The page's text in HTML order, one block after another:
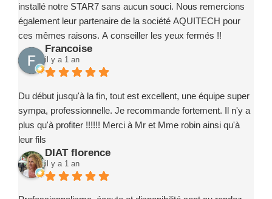
confiance.
installé notre STAR7 sans aucun souci. Nous remercions
également leur partenaire de la société AQUITECH pour
ces mêmes raisons. A conseiller les yeux fermés !!
Francoise
il y a 1 an
Du début jusqu'à la fin, tout est excellent, une équipe super
sympa, professionnelle. Je recommande fortement. Il n'y a
plus qu'à profiter !!!!!! Merci à Mr et Mme robin ainsi qu'à
leur fils
DIAT florence
il y a 1 an